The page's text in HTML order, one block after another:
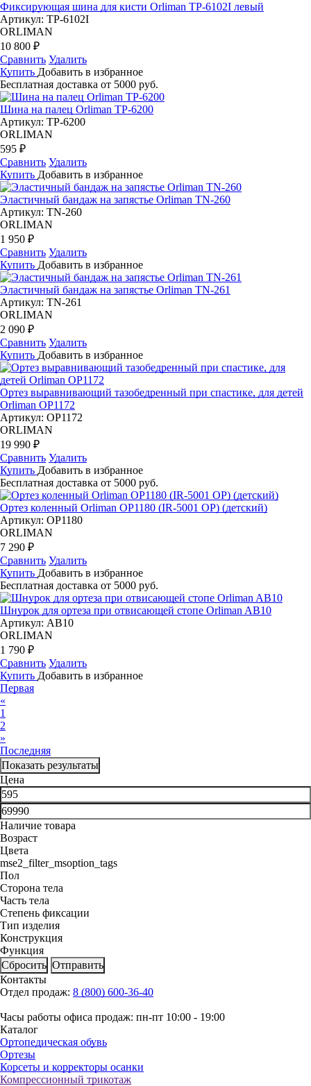
Фиксирующая шина для кисти Orliman TP-6102I левый
Артикул: TP-6102I
ORLIMAN
10 800 ₽
Сравнить Удалить
Купить Добавить в избранное
Бесплатная доставка от 5000 руб.
Шина на палец Orliman TP-6200
Артикул: TP-6200
ORLIMAN
595 ₽
Сравнить Удалить
Купить Добавить в избранное
Эластичный бандаж на запястье Orliman TN-260
Артикул: TN-260
ORLIMAN
1 950 ₽
Сравнить Удалить
Купить Добавить в избранное
Эластичный бандаж на запястье Orliman TN-261
Артикул: TN-261
ORLIMAN
2 090 ₽
Сравнить Удалить
Купить Добавить в избранное
Ортез выравнивающий тазобедренный при спастике, для детей
Orliman OP1172
Артикул: OP1172
ORLIMAN
19 990 ₽
Сравнить Удалить
Купить Добавить в избранное
Бесплатная доставка от 5000 руб.
Ортез коленный Orliman OP1180 (IR-5001 OP) (детский)
Артикул: OP1180
ORLIMAN
7 290 ₽
Сравнить Удалить
Купить Добавить в избранное
Бесплатная доставка от 5000 руб.
Шнурок для ортеза при отвисающей стопе Orliman AB10
Артикул: AB10
ORLIMAN
1 790 ₽
Сравнить Удалить
Купить Добавить в избранное
Первая
«
1
2
»
Последняя
Показать результаты
Цена
Наличие товара
Возраст
Цвета
mse2_filter_msoption_tags
Пол
Сторона тела
Часть тела
Степень фиксации
Тип изделия
Конструкция
Функция
Сбросить Отправить
Контакты
Отдел продаж: 8 (800) 600-36-40
Часы работы офиса продаж: пн-пт 10:00 - 19:00
Каталог
Ортопедическая обувь
Ортезы
Корсеты и корректоры осанки
Компрессионный трикотаж